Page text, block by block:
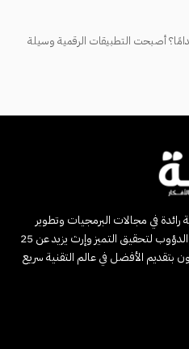
أصبحت التطبيقات الرقمية وسيلة
رائدة في مجالات البرمجيات وتطوير
الأفكار وتقنيات التعليم. بفضل سعينا الدؤوب لتحقيق التميز وإرث يزيد عن 25
بتقديم الأفضل في عالم التقنية سريع